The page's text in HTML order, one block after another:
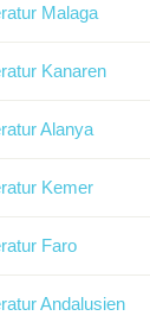
Malaga
Kanaren
Alanya
Kemer
Faro
Andalusien